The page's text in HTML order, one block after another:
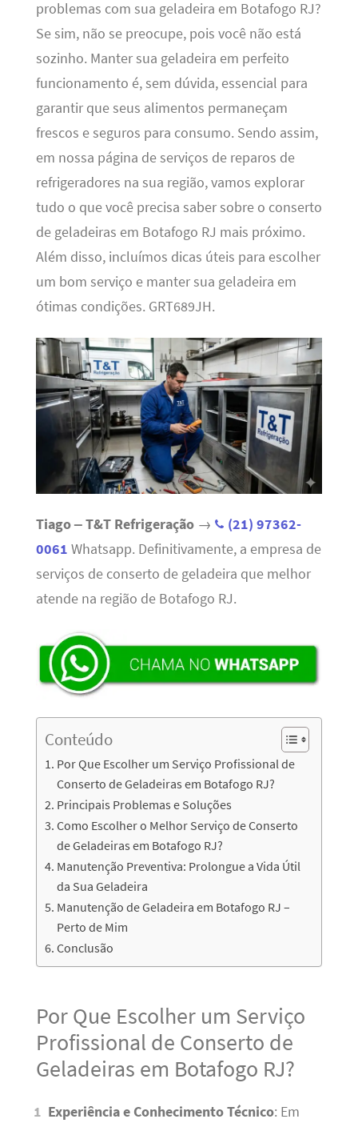
problemas com sua geladeira em Botafogo RJ?
Se sim, não se preocupe, pois você não está
sozinho. Manter sua geladeira em perfeito
funcionamento é, sem dúvida, essencial para
garantir que seus alimentos permaneçam
frescos e seguros para consumo. Sendo assim,
em nossa página de serviços de reparos de
refrigeradores na sua região, vamos explorar
tudo o que você precisa saber sobre o conserto
de geladeiras em Botafogo RJ mais próximo.
Além disso, incluímos dicas úteis para escolher
um bom serviço e manter sua geladeira em
ótimas condições. GRT689JH.
Tiago – T&T Refrigeração→
(21) 97362-
0061 Whatsapp. Definitivamente, a empresa de
serviços de conserto de geladeira que melhor
atende na região de Botafogo RJ.
Conteúdo
Por Que Escolher um Serviço Profissional de
Conserto de Geladeiras em Botafogo RJ?
Principais Problemas e Soluções
Como Escolher o Melhor Serviço de Conserto
de Geladeiras em Botafogo RJ?
Manutenção Preventiva: Prolongue a Vida Útil
da Sua Geladeira
Manutenção de Geladeira em Botafogo RJ –
Perto de Mim
Conclusão
Por Que Escolher um Serviço
Profissional de Conserto de
Geladeiras em Botafogo RJ?
Experiência e Conhecimento Técnico: Em